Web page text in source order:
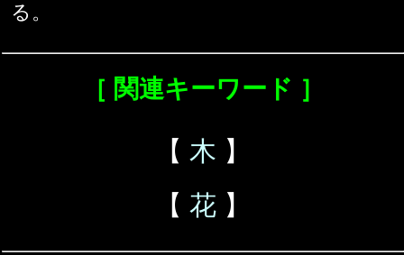
る。
［ 関連キーワード ］
【 木 】
【 花 】